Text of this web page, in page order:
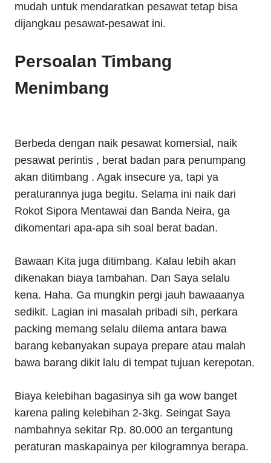
mudah untuk mendaratkan pesawat tetap bisa
dijangkau pesawat-pesawat ini.
Persoalan Timbang
Menimbang
Berbeda dengan naik pesawat komersial, naik
pesawat perintis , berat badan para penumpang
akan ditimbang . Agak insecure ya, tapi ya
peraturannya juga begitu. Selama ini naik dari
Rokot Sipora Mentawai dan Banda Neira, ga
dikomentari apa-apa sih soal berat badan.
Bawaan Kita juga ditimbang. Kalau lebih akan
dikenakan biaya tambahan. Dan Saya selalu
kena. Haha. Ga mungkin pergi jauh bawaaanya
sedikit. Lagian ini masalah pribadi sih, perkara
packing memang selalu dilema antara bawa
barang kebanyakan supaya prepare atau malah
bawa barang dikit lalu di tempat tujuan kerepotan.
Biaya kelebihan bagasinya sih ga wow banget
karena paling kelebihan 2-3kg. Seingat Saya
nambahnya sekitar Rp. 80.000 an tergantung
peraturan maskapainya per kilogramnya berapa.